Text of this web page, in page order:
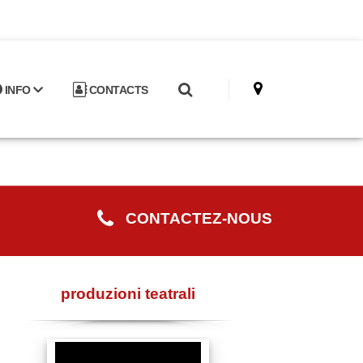
INFO CONTACTS
CONTACTEZ-NOUS
produzioni teatrali